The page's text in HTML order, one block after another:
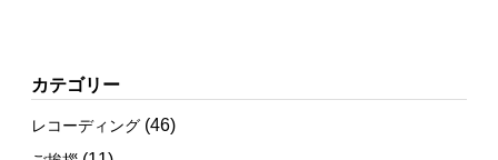
カテゴリー
レコーディング (46)